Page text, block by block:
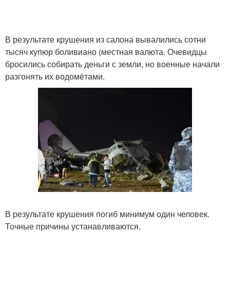
В результате крушения из салона вывалились сотни
тысяч купюр боливиано (местная валюта. Очевидцы
бросились собирать деньги с земли, но военные начали
разгонять их водомётами.
В результате крушения погиб минимум один человек.
Точные причины устанавливаются.